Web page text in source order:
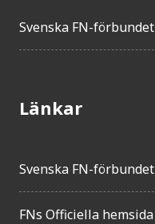
Svenska FN-förbundet
Länkar
Svenska FN-förbundet
FNs Officiella hemsida